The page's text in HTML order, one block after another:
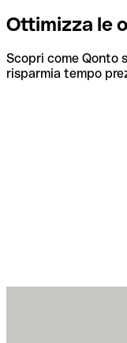
Ottimizza le
Scopri come Qonto
risparmia tempo